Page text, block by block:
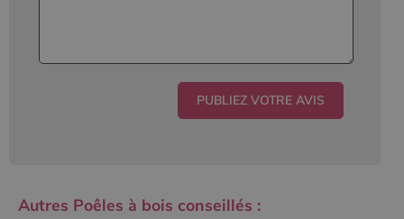
Autres Poêles à bois conseillés :